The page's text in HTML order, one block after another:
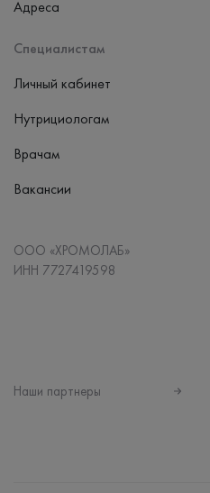
Адреса
Специалистам
Личный кабинет
Нутрициологам
Врачам
Вакансии
ООО «ХРОМОЛАБ»
ИНН 7727419598
Наши партнеры